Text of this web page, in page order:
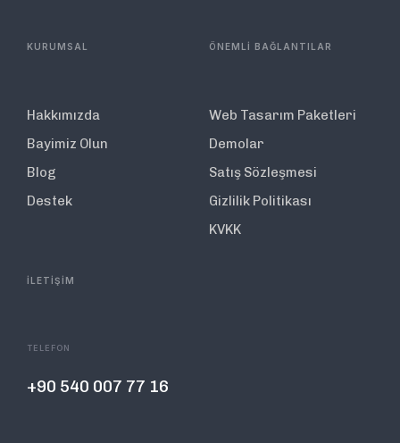
KURUMSAL
Hakkımızda
Bayimiz Olun
Blog
Destek
ÖNEMLİ BAĞLANTILAR
Web Tasarım Paketleri
Demolar
Satış Sözleşmesi
Gizlilik Politikası
KVKK
İLETİŞİM
TELEFON
+90 540 007 77 16